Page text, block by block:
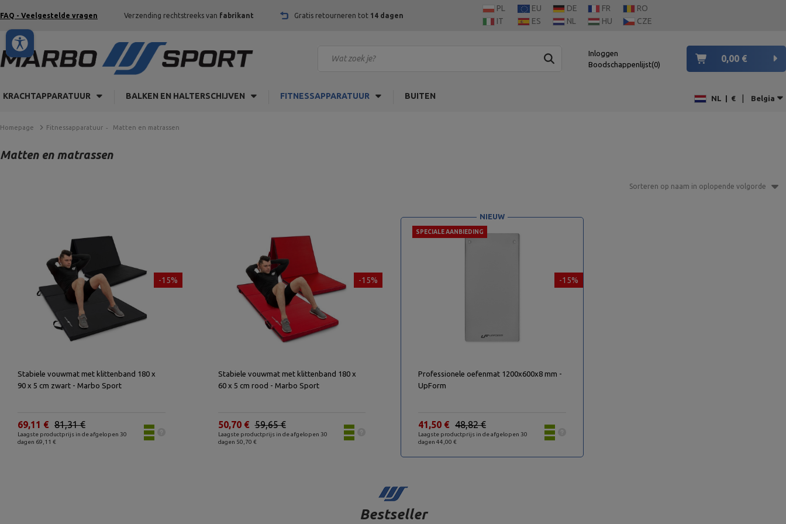
FAQ - Veelgestelde vragen Verzending rechtstreeks van fabrikant Gratis retourneren tot 14 dagen
PL EU DE FR
RO
IT
ES NL HU CZE
Inloggen
Boodschappenlijst 0
0,00 €
KRACHTAPPARATUUR BALKEN EN HALTERSCHIJVEN FITNESSAPPARATUUR BUITEN NL € | Belgia
Homepage Fitnessapparatuur Matten en matrassen
Matten en matrassen
Sorteren op naam in oplopende volgorde
-15%
Stabiele vouwmat met klittenband 180 x
90 x 5 cm zwart - Marbo Sport
Laagste productprijs in de afgelopen 30
dagen 69,11 €
81,31 €
69,11 €
-15%
Stabiele vouwmat met klittenband 180 x
60 x 5 cm rood - Marbo Sport
Laagste productprijs in de afgelopen 30
dagen 50,70 €
59,65 €
50,70 €
-15%
SPECIALE AANBIEDING
NIEUW
Professionele oefenmat 1200x600x8 mm -
UpForm
Laagste productprijs in de afgelopen 30
dagen 44,00 €
48,82 €
41,50 €
Bestseller